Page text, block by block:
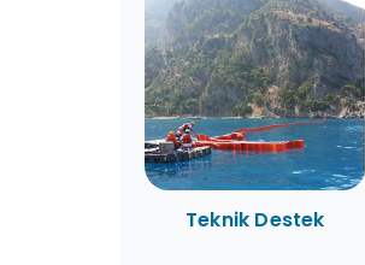
Teknik Destek